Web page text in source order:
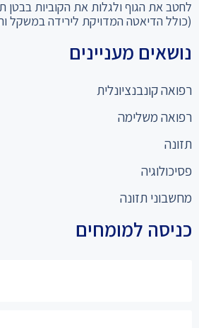
(כולל הדיאטה המדויקת לירידה במשקל
נושאים מעניינים
רפואה קונבנציונלית
רפואה משלימה
תזונה
פסיכולוגיה
מחשבוני תזונה
כניסה למומחים